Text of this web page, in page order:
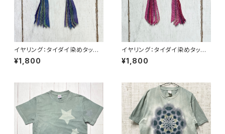
イヤリング：タイダイ染めタッセ
ルgrowイヤリング 緑×茶×藤
色
¥1,800
イヤリング：タイダイ染めタッセ
ルgrowイヤリング 紅桜×橙
色×藤色
¥1,800